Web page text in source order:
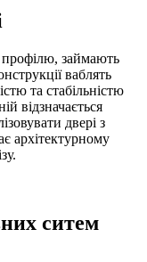
профілю, займають
ваблять
та стабільністю
відзначається
двері з
архітектурному
ситем